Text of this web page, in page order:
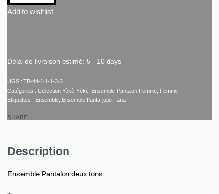
Add to wishlist
Délai de livraison estimé: 5 - 10 days
TB-44-1-1-1-3-3
Catégories : Collection Yèkè-Yèkè Ensemble-Pantalon Femme Femme
Étiquettes : Ensemble Ensemble Panta-jupe Fana
SHARE
Description
Ensemble Pantalon deux tons